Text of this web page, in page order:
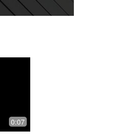
we pulled
was a
0:07